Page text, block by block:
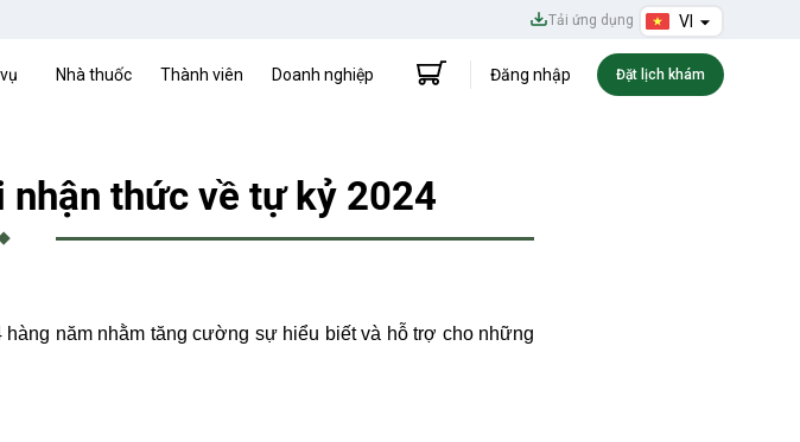
Tải ứng dụng VI
Nhà thuốc Thành viên Doanh nghiệp Đăng nhập Đặt lịch khám
thức về tự kỷ 2024
năm nhằm tăng cường sự hiểu biết và hỗ trợ cho những